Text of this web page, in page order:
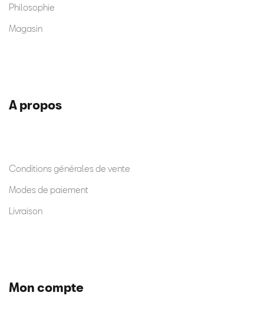
Philosophie
Magasin
A propos
Conditions générales de vente
Modes de paiement
Livraison
Mon compte